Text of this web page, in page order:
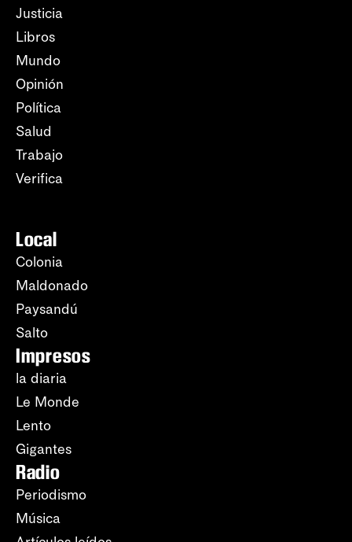
Justicia
Libros
Mundo
Opinión
Política
Salud
Trabajo
Verifica
Local
Colonia
Maldonado
Paysandú
Salto
Impresos
la diaria
Le Monde
Lento
Gigantes
Radio
Periodismo
Música